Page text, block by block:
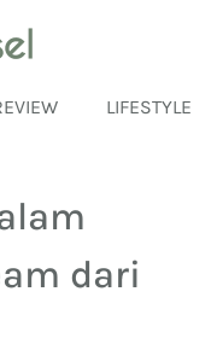
LIFESTYLE
dari